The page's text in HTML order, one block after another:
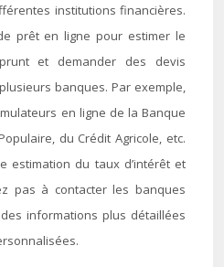
institutions financières.
prêt en ligne pour estimer le
et demander des devis
banques. Par exemple,
en ligne de la Banque
du Crédit Agricole, etc.
estimation du taux d’intérêt et
pas à contacter les banques
informations plus détaillées